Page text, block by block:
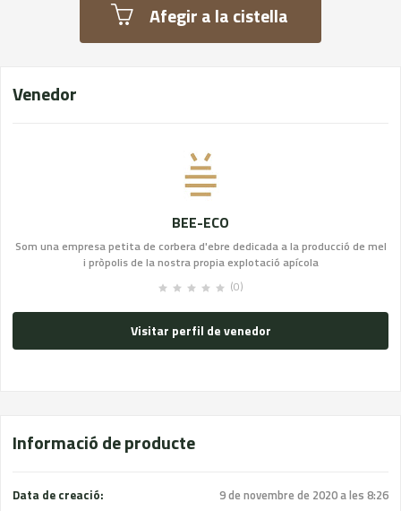
Afegir a la cistella
Venedor
BEE-ECO
Som una empresa petita de corbera d'ebre dedicada a la producció de mel
i pròpolis de la nostra propia explotació apícola
(0)
Visitar perfil de venedor
Informació de producte
Data de creació: 9 de novembre de 2020 a les 8:26